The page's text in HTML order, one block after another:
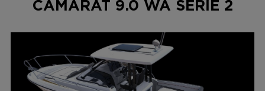
CAMARAT 9.0 WA SERIE 2